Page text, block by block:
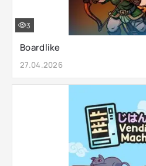
Boardlike
27.04.2026
3